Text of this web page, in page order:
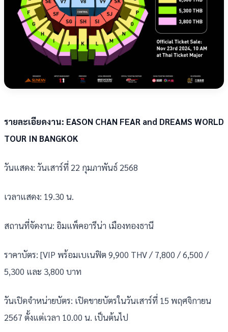
รายละเอียดงาน: EASON CHAN FEAR and DREAMS WORLD
TOUR IN BANGKOK
วันแสดง: วันเสาร์ที่ 22 กุมภาพันธ์ 2568
เวลาแสดง: 19.30 น.
สถานที่จัดงาน: อิมแพ็คอารีน่า เมืองทองธานี
ราคาบัตร: [VIP พร้อมเบเนฟิต 9,900 THV / 7,800 / 6,500 /
5,300 และ 3,800 บาท
วันเปิดจำหน่ายบัตร: เปิดขายบัตรในวันเสาร์ที่ 15 พฤศจิกายน
2567 ตั้งแต่เวลา 10.00 น. เป็นต้นไป